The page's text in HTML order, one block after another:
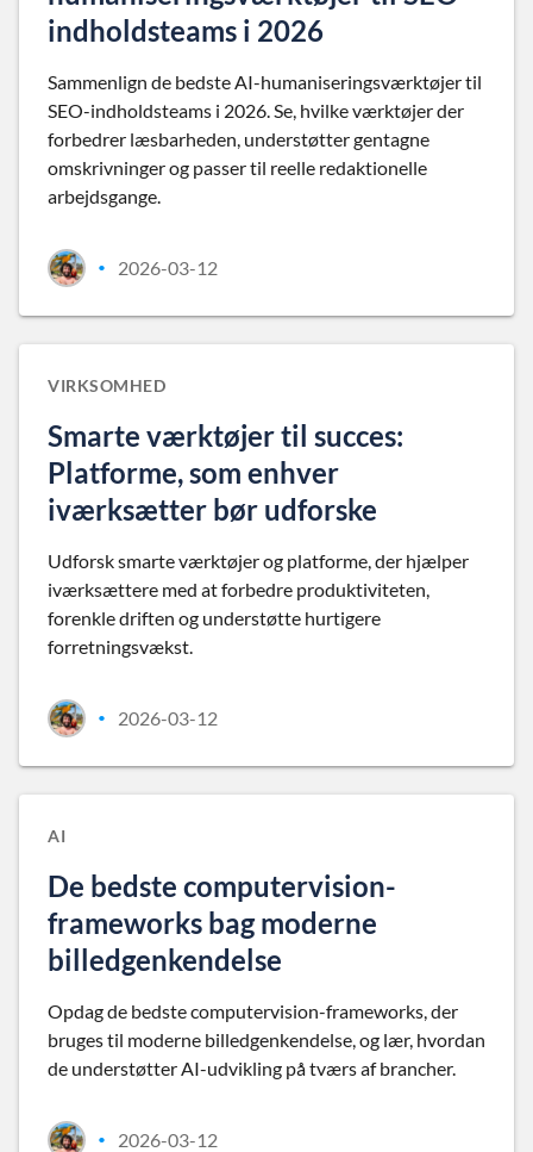
indholdsteams i 2026
Sammenlign de bedste AI-humaniseringsværktøjer til
SEO-indholdsteams i 2026. Se, hvilke værktøjer der
forbedrer læsbarheden, understøtter gentagne
omskrivninger og passer til reelle redaktionelle
arbejdsgange.
• 2026-03-12
VIRKSOMHED
Smarte værktøjer til succes:
Platforme, som enhver
iværksætter bør udforske
Udforsk smarte værktøjer og platforme, der hjælper
iværksættere med at forbedre produktiviteten,
forenkle driften og understøtte hurtigere
forretningsvækst.
• 2026-03-12
AI
De bedste computervision-
frameworks bag moderne
billedgenkendelse
Opdag de bedste computervision-frameworks, der
bruges til moderne billedgenkendelse, og lær, hvordan
de understøtter AI-udvikling på tværs af brancher.
• 2026-03-12